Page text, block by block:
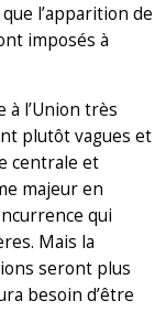
l’apparition de
imposés à
à l’Union très
plutôt vagues et
centrale et
majeur en
qui
Mais la
seront plus
besoin d’être